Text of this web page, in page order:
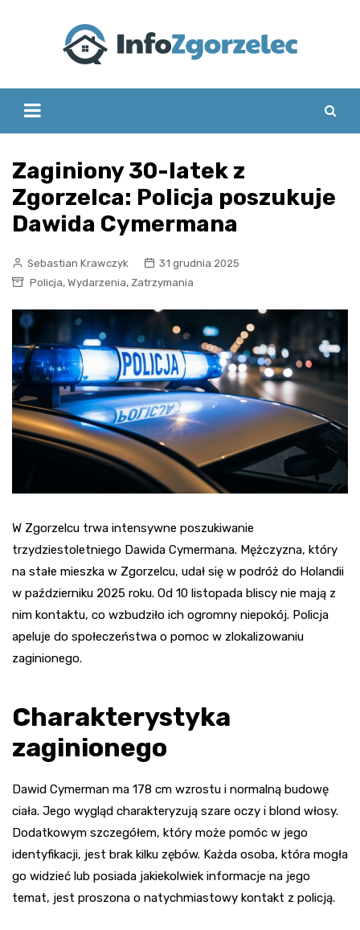
Zaginiony 30-latek z
Zgorzelca: Policja poszukuje
Dawida Cymermana
Sebastian Krawczyk
31 grudnia 2025
Policja, Wydarzenia, Zatrzymania
W Zgorzelcu trwa intensywne poszukiwanie
trzydziestoletniego Dawida Cymermana. Mężczyzna, który
na stałe mieszka w Zgorzelcu, udał się w podróż do Holandii
w październiku 2025 roku. Od 10 listopada bliscy nie mają z
nim kontaktu, co wzbudziło ich ogromny niepokój. Policja
apeluje do społeczeństwa o pomoc w zlokalizowaniu
zaginionego.
Charakterystyka
zaginionego
Dawid Cymerman ma 178 cm wzrostu i normalną budowę
ciała. Jego wygląd charakteryzują szare oczy i blond włosy.
Dodatkowym szczegółem, który może pomóc w jego
identyfikacji, jest brak kilku zębów. Każda osoba, która mogła
go widzieć lub posiada jakiekolwiek informacje na jego
temat, jest proszona o natychmiastowy kontakt z policją.